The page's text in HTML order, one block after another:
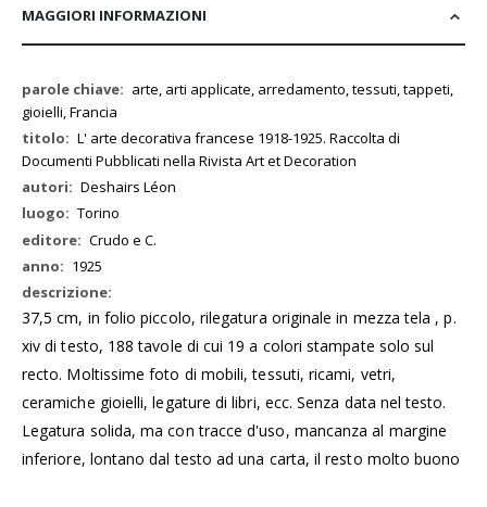
MAGGIORI INFORMAZIONI
Maggiori
Informazioni
arte, arti applicate, arredamento, tessuti, tappeti,
gioielli, Francia
L' arte decorativa francese 1918-1925. Raccolta di
Documenti Pubblicati nella Rivista Art et Decoration
Deshairs Léon
Torino
Crudo e C.
1925
37,5 cm, in folio piccolo, rilegatura originale in mezza tela , p.
xiv di testo, 188 tavole di cui 19 a colori stampate solo sul
recto. Moltissime foto di mobili, tessuti, ricami, vetri,
ceramiche gioielli, legature di libri, ecc. Senza data nel testo.
Legatura solida, ma con tracce d'uso, mancanza al margine
inferiore, lontano dal testo ad una carta, il resto molto buono